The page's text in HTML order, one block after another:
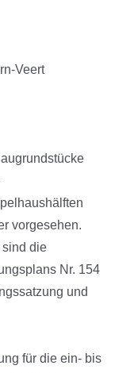
Veert
vorgesehen.
sind die
Nr. 154
und
für die ein- bis